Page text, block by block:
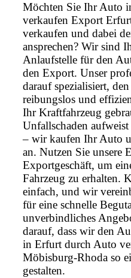
Möchten Sie Ihr Auto
verkaufen Export
verkaufen und dabei
ansprechen? Wir sind
Anlaufstelle für den
den Export. Unser
darauf spezialisiert,
reibungslos und
Ihr Kraftfahrzeug
Unfallschaden
– wir kaufen Ihr Auto
an. Nutzen Sie unsere
Exportgeschäft, um
Fahrzeug zu erhalten.
einfach, und wir
für eine schnelle
unverbindliches
darauf, dass wir den
in Erfurt durch Auto
Möbisburg-Rhoda so
gestalten.